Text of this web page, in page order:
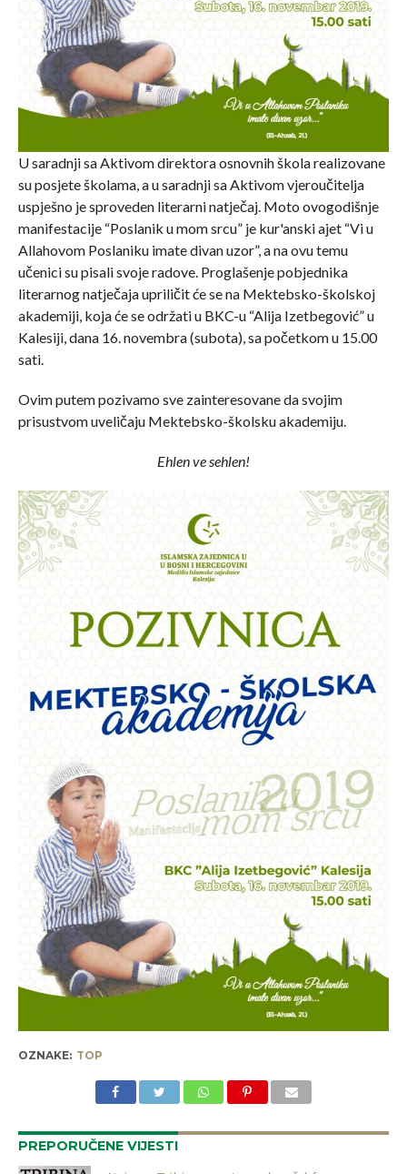
U saradnji sa Aktivom direktora osnovnih škola realizovane
su posjete školama, a u saradnji sa Aktivom vjeroučitelja
uspješno je sproveden literarni natječaj. Moto ovogodišnje
manifestacije “Poslanik u mom srcu” je kur'anski ajet “Vi u
Allahovom Poslaniku imate divan uzor”, a na ovu temu
učenici su pisali svoje radove. Proglašenje pobjednika
literarnog natječaja upriličit će se na Mektebsko-školskoj
akademiji, koja će se održati u BKC-u “Alija Izetbegović” u
Kalesiji, dana 16. novembra (subota), sa početkom u 15.00
sati.
Ovim putem pozivamo sve zainteresovane da svojim
prisustvom uveličaju Mektebsko-školsku akademiju.
Ehlen ve sehlen!
OZNAKE: TOP
PREPORUČENE VIJESTI